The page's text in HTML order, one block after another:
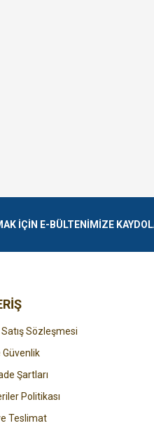
İÇİN E-BÜLTENİMİZE
Sözleşmesi
Güvenlik
Şartları
Politikası
Teslimat